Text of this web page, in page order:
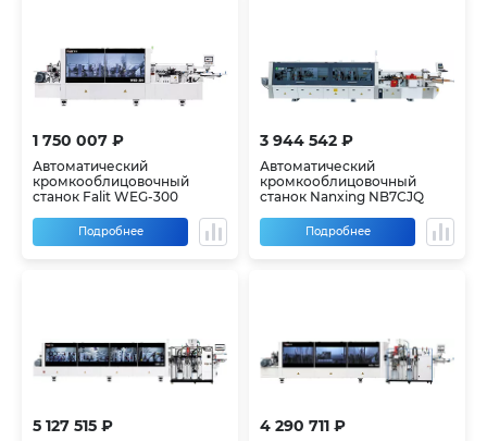
1 750 007 ₽
Автоматический
кромкооблицовочный
станок Falit WEG-300
Подробнее
3 944 542 ₽
Автоматический
кромкооблицовочный
станок Nanxing NB7CJQ
Подробнее
5 127 515 ₽ 4 290 711 ₽